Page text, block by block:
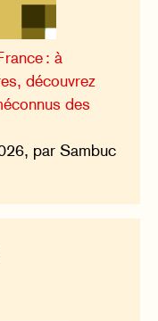
: à
découvrez
des
par Sambuc